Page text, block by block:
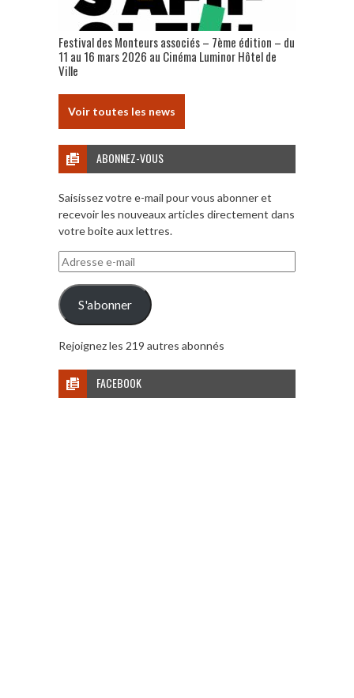
Festival des Monteurs associés – 7ème édition – du
11 au 16 mars 2026 au Cinéma Luminor Hôtel de
Ville
Voir toutes les news
ABONNEZ-VOUS
Saisissez votre e-mail pour vous abonner et
recevoir les nouveaux articles directement dans
votre boite aux lettres.
Adresse
e-
mail
S'abonner
Rejoignez les 219 autres abonnés
FACEBOOK